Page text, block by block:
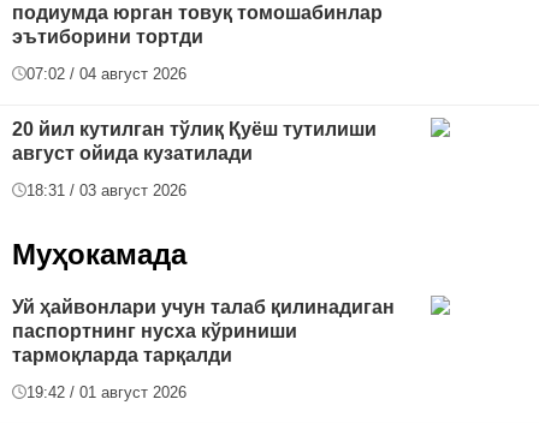
подиумда юрган товуқ томошабинлар
эътиборини тортди
07:02 / 04 август 2026
20 йил кутилган тўлиқ Қуёш тутилиши
август ойида кузатилади
18:31 / 03 август 2026
Муҳокамада
Уй ҳайвонлари учун талаб қилинадиган
паспортнинг нусха кўриниши
тармоқларда тарқалди
19:42 / 01 август 2026